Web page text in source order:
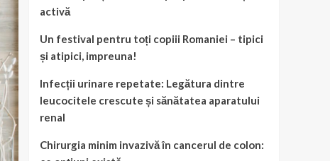
activă
Un festival pentru toți copiii Romaniei – tipici
și atipici, impreuna!
Infecții urinare repetate: Legătura dintre
leucocitele crescute și sănătatea aparatului
renal
Chirurgia minim invazivă în cancerul de colon: